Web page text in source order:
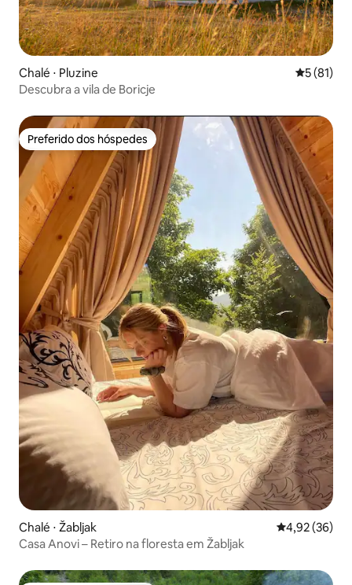
Chalé ⋅ Pluzine 5 de uma
5 (81)
Descubra a vila de Boricje
Preferido dos hóspedes
Preferido dos hóspedes
Chalé ⋅ Žabljak 4,92 de uma
4,92 (36)
Casa Anovi – Retiro na floresta em Žabljak